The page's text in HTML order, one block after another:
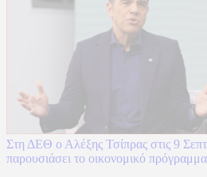
Στη ΔΕΘ ο Αλέξης Τσίπρας στις 9
παρουσιάσει το οικονομικό